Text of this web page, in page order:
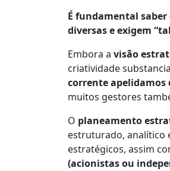
É fundamental saber
diversas e exigem
Embora a visão
criatividade
corrente apelidamos
muitos gestores
O planeamento
estruturado, analítico
estratégicos, assim
(acionistas ou